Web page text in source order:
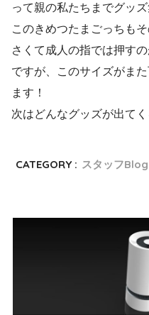
って親の私たちまでグッ
このきめつたまごっちも
さくて成人の指では押す
ですが、このサイズがま
ます！
次はどんなグッズが出て
CATEGORY : スタッフBlog